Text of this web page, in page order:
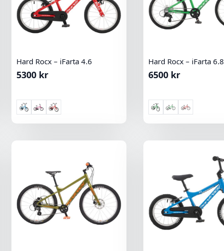
Hard Rocx – iFarta 4.6
5300 kr
Hard Rocx – iFarta 6.8
6500 kr